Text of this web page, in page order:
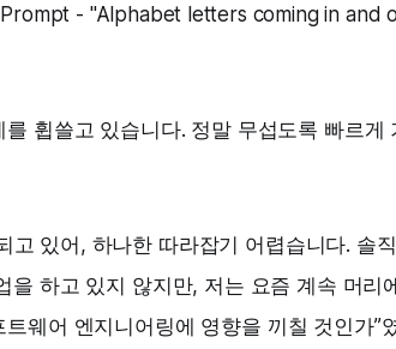
- "Alphabet letters coming in and
휩쓸고 있습니다. 정말 무섭도록 빠르게
고 있어, 하나한 따라잡기 어렵습니다. 솔
을 하고 있지 않지만, 저는 요즘 계속 머리
웨어 엔지니어링에 영향을 끼칠 것인가”